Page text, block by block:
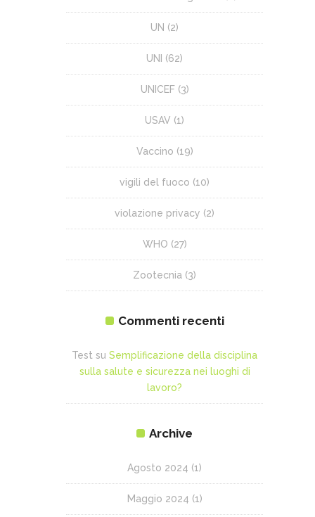
UN (2)
UNI (62)
UNICEF(3)
USAV (1)
Vaccino (19)
vigili del fuoco (10)
violazione privacy (2)
WHO (27)
Zootecnia (3)
Commenti recenti
Test su Semplificazione della disciplina
sulla salute e sicurezza nei luoghi di
lavoro?
Archive
Agosto 2024 (1)
Maggio 2024 (1)